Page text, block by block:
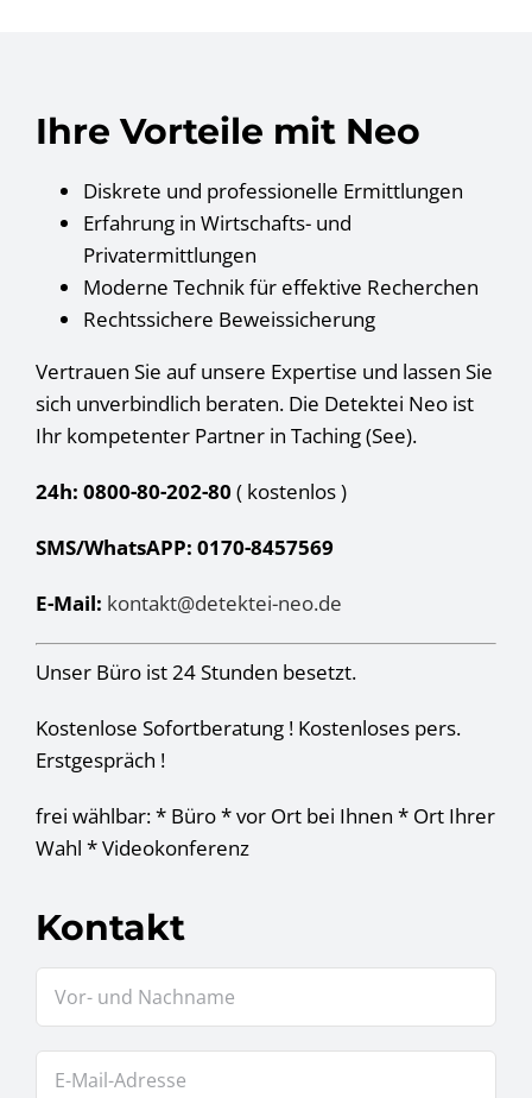
Ihre Vorteile mit Neo
Diskrete und professionelle Ermittlungen
Erfahrung in Wirtschafts- und
Privatermittlungen
Moderne Technik für effektive Recherchen
Rechtssichere Beweissicherung
Vertrauen Sie auf unsere Expertise und lassen Sie
sich unverbindlich beraten. Die Detektei Neo ist
Ihr kompetenter Partner in Taching (See).
24h: 0800-80-202-80 ( kostenlos)
SMS/WhatsAPP: 0170-8457569
E-Mail: kontakt@detektei-neo.de
Unser Büro ist 24 Stunden besetzt.
Kostenlose Sofortberatung ! Kostenloses pers.
Erstgespräch !
frei wählbar: * Büro * vor Ort bei Ihnen * Ort Ihrer
Wahl * Videokonferenz
Kontakt